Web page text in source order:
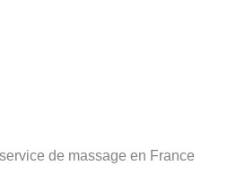
de massage en France